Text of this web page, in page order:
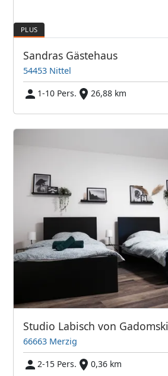
Sandras Gästehaus
54453 Nittel
1-10 Pers.
26,88 km
Studio Labisch von Gadomski
66663 Merzig
2-15 Pers.
0,36 km